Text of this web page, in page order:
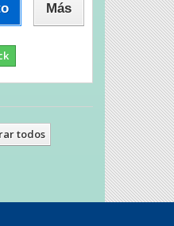
Más
todos